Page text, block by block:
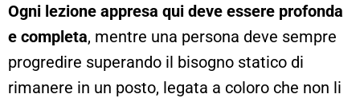
Ogni lezione appresa qui deve essere profonda
e completa, mentre una persona deve sempre
progredire superando il bisogno statico di
rimanere in un posto, legata a coloro che non li